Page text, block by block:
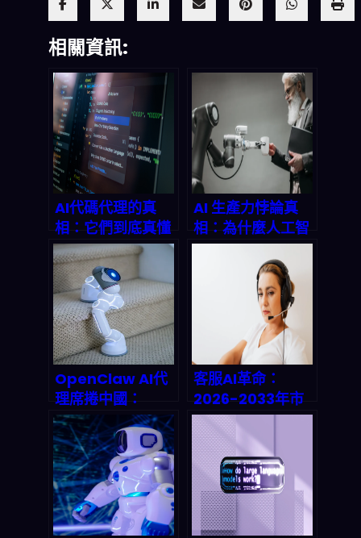
相關資訊:
AI代碼代理的真
相：它們到底真懂
程式碼還是唬爛？
2026年深度解析
AI 生產力悖論真
相：為什麼人工智
慧反而讓工作更複
雜？2026 年企業
防崩潰指南
OpenClaw AI代
理席捲中國：
2026年自動化狂
潮背後的數據洩漏
與監管風暴
客服AI革命：
2026-2033年市
场规模將狂飆135
億美元，企業被逼
著「 human +
AI」雙打作戰